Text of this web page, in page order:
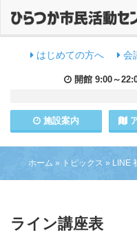
はじめての方へ 会
開館 9:00～
施設案内
ホーム » トピックス » LINE
ライン講座表